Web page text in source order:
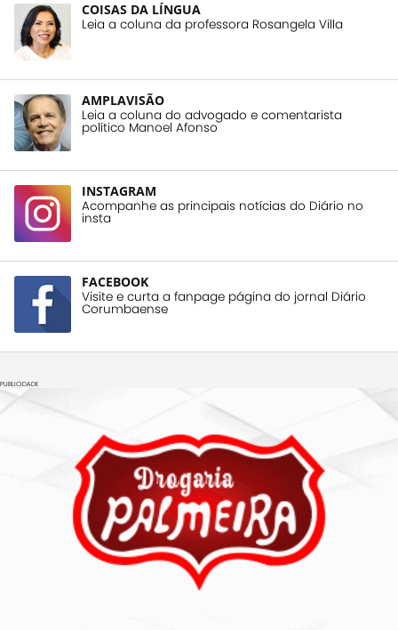
COISAS DA LÍNGUA
Leia a coluna da professora Rosangela Villa
AMPLAVISÃO
Leia a coluna do advogado e comentarista
político Manoel Afonso
INSTAGRAM
Acompanhe as principais notícias do Diário no
insta
FACEBOOK
Visite e curta a fanpage página do jornal Diário
Corumbaense
PUBLICIDADE